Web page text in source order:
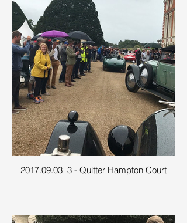
2017.09.03_3 - Quitter Hampton Court